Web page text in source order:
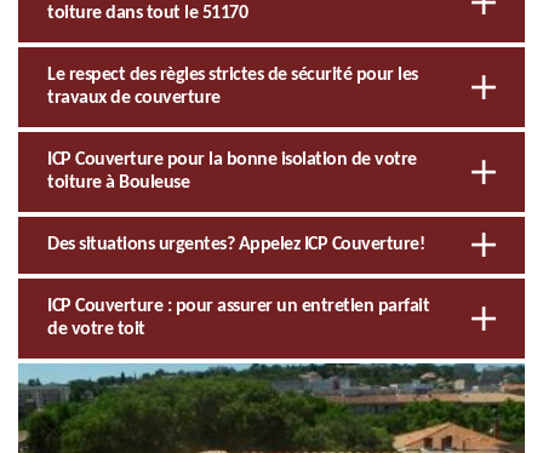
toiture dans tout le 51170
Le respect des règles strictes de sécurité pour les
travaux de couverture
ICP Couverture pour la bonne isolation de votre
toiture à Bouleuse
Des situations urgentes? Appelez ICP Couverture!
ICP Couverture : pour assurer un entretien parfait
de votre toit